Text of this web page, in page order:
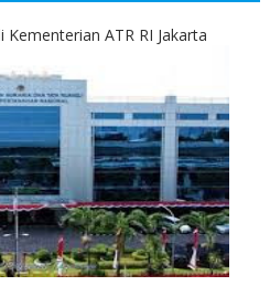
ATR RI Jakarta